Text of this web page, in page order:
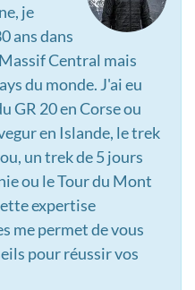
je
ans dans
Central mais
du monde. J'ai eu
GR 20 en Corse ou
en Islande, le trek
un trek de 5 jours
ou le Tour du Mont
expertise
me permet de vous
pour réussir vos